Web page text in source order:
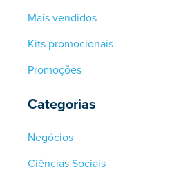
Mais vendidos
Kits promocionais
Promoções
Categorias
Negócios
Ciências Sociais